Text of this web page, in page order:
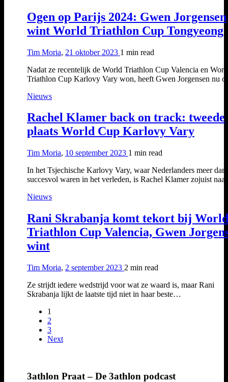
Ogen op Parijs 2024: Gwen Jorgensen
wint World Triathlon Cup Tongyeong
Tim Moria, 21 oktober 2023 1 min read
Nadat ze recentelijk de World Triathlon Cup Valencia en
Triathlon Cup Karlovy Vary won, heeft Gwen Jorgensen nu
Nieuws
Rachel Klamer back on track: tweede
plaats World Cup Karlovy Vary
Tim Moria, 10 september 2023 1 min read
In het Tsjechische Karlovy Vary, waar Nederlanders meer dan
succesvol waren in het verleden, is Rachel Klamer zojuist
Nieuws
Rani Skrabanja komt tekort bij World
Triathlon Cup Valencia, Gwen
wint
Tim Moria, 2 september 2023 2 min read
Ze strijdt iedere wedstrijd voor wat ze waard is, maar Rani
Skrabanja lijkt de laatste tijd niet in haar beste…
1
2
3
Next
3athlon Praat – De 3athlon podcast